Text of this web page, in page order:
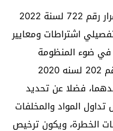
ونظمت اللائحة التنفيذية الصادرة بالقرار رقم 722 لسنة 2022
اشتراطات ومعايير
في ضوء المنظومة
المتكاملة التي أقرتها مواد القانون رقم 202 لسنه 2020
فضلا عن تحديد
تداول المواد والمخلفات
الخطرة، ويكون ترخيص